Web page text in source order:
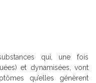
qui, une fois
et dynamisées, vont
qu’elles génèrent